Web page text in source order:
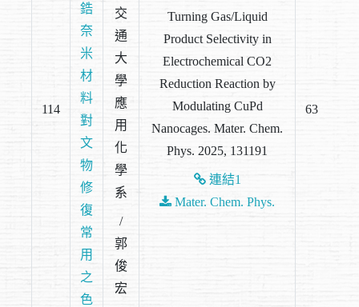
114
鋯
奈
米
材
料
對
文
物
修
復
常
用
之
色
交
通
大
學
應
用
化
學
系
/
郭
俊
宏
Turning Gas/Liquid
Product Selectivity in
Electrochemical CO2
Reduction Reaction by
Modulating CuPd
Nanocages. Mater. Chem.
Phys. 2025, 131191
連結1
Mater. Chem. Phys.
63